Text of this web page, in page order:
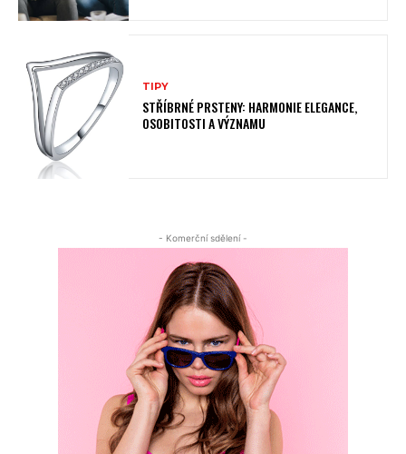
TIPY
STŘÍBRNÉ PRSTENY: HARMONIE ELEGANCE,
OSOBITOSTI A VÝZNAMU
- Komerční sdělení -